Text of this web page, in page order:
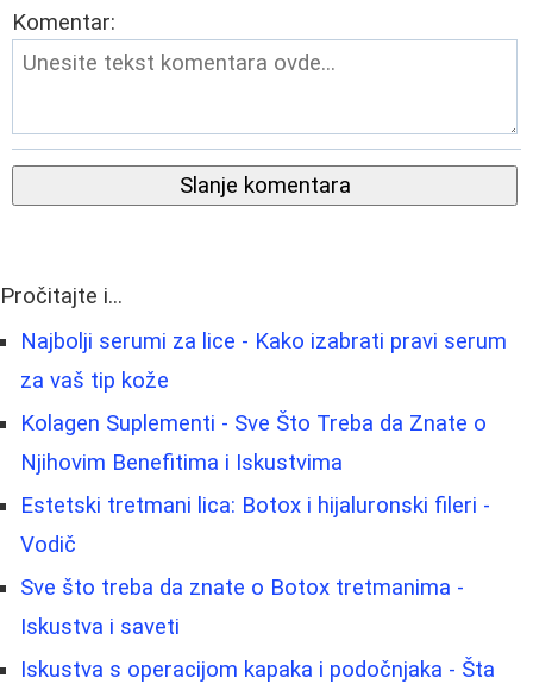
Komentar:
Slanje komentara
Pročitajte i...
Najbolji serumi za lice - Kako izabrati pravi serum
za vaš tip kože
Kolagen Suplementi - Sve Što Treba da Znate o
Njihovim Benefitima i Iskustvima
Estetski tretmani lica: Botox i hijaluronski fileri -
Vodič
Sve što treba da znate o Botox tretmanima -
Iskustva i saveti
Iskustva s operacijom kapaka i podočnjaka - Šta